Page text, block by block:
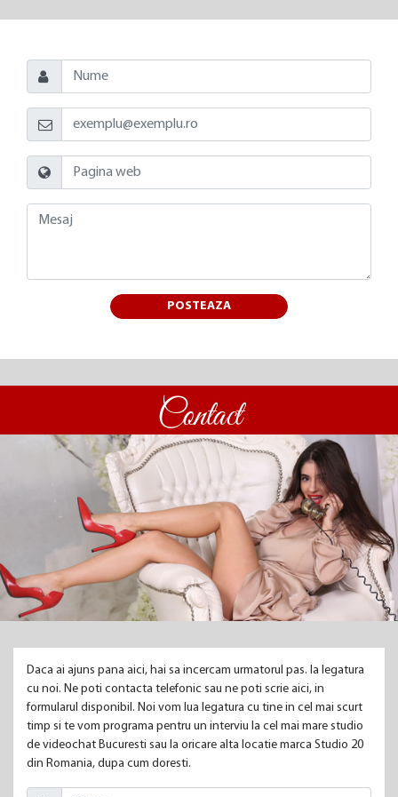
POSTEAZA
Contact
Daca ai ajuns pana aici, hai sa incercam urmatorul pas. Ia legatura
cu noi. Ne poti contacta telefonic sau ne poti scrie aici, in
formularul disponibil. Noi vom lua legatura cu tine in cel mai scurt
timp si te vom programa pentru un interviu la cel mai mare studio
de videochat Bucuresti sau la oricare alta locatie marca Studio 20
din Romania, dupa cum doresti.